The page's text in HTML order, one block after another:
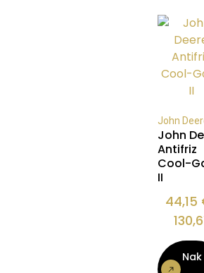
John
John
Antifriz
Cool-
II
44,15
Nak